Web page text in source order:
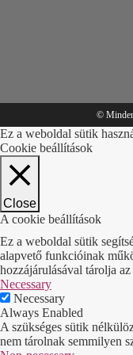
©
Ez a weboldal sütik
Cookie beállítások
Close
A cookie beállítások
Ez a weboldal sütik
alapvető funkcióinak
hozzájárulásával tárolja
Necessary
Necessary
Always Enabled
A szükséges sütik
nem tárolnak semmilyen